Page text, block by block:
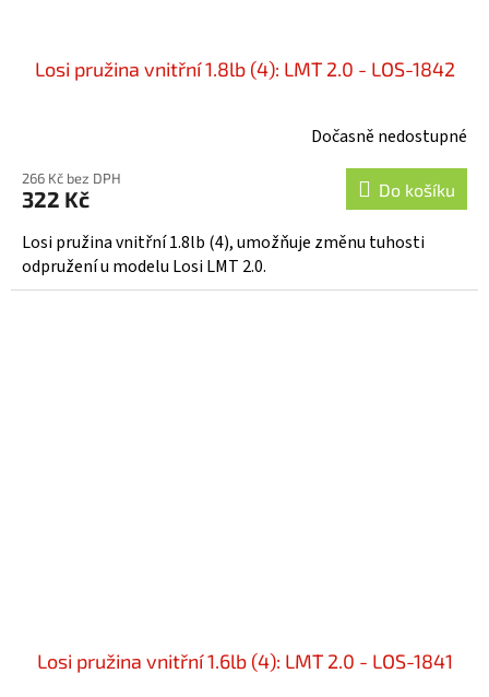
Losi pružina vnitřní 1.8lb (4): LMT 2.0 - LOS-1842
Dočasně nedostupné
266 Kč bez DPH
322 Kč Do košíku
Losi pružina vnitřní 1.8lb (4), umožňuje změnu tuhosti
odpružení u modelu Losi LMT 2.0.
Losi pružina vnitřní 1.6lb (4): LMT 2.0 - LOS-1841